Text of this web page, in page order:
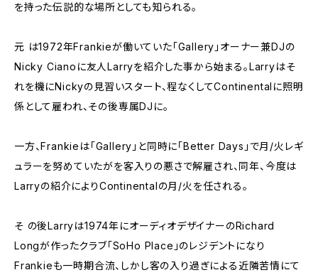
を持った伝説的な場所としても知られる。
元 は1972年Frankieが働いていた「Gallery」オーナー兼DJの
Nicky Cianoに友人Larryを紹介した事から始まる。Larryはそ
れを機にNickyの見習いスタート、程なくしてContinentalに照明
係として雇われ、その後専属DJに。
一方、Frankieは「Gallery」と同時に「Better Days」で月/火レギ
ュラーを努めていたがを客入りの悪さで解雇され、同年、今度は
Larryの紹介によりContinentalの月/火を任される。
そ の後Larryは1974年にオーディオデザイナーのRichard
Longが作ったクラブ「SoHo Place」のレジデントになり
Frankieも一時期合流、しかし客の入り過ぎによる近隣苦情にて